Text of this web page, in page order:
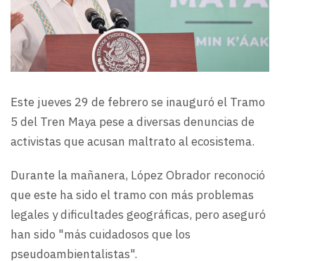
Este jueves 29 de febrero se inauguró el Tramo
5 del Tren Maya pese a diversas denuncias de
activistas que acusan maltrato al ecosistema.
Durante la mañanera, López Obrador reconoció
que este ha sido el tramo con más problemas
legales y dificultades geográficas, pero aseguró
han sido "más cuidadosos que los
pseudoambientalistas".